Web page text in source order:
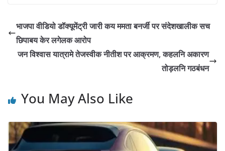
भाजपा वीडियो डॉक्यूमेंट्री जारी कय ममता बनर्जी पर संदेशखालीक सच
छिपाबय केर लगेलक आरोप
जन विश्वास यात्रामे तेजस्वीक नीतीश पर आक्रमण, कहलनि अकारण
तोड़लनि गठबंधन
You May Also Like